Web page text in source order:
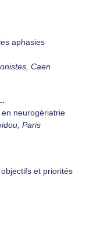
aphasies
Caen
en neurogériatrie
Paris
et priorités